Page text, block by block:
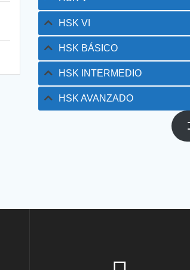
HSK VI
HSK BÁSICO
HSK INTERMEDIO
HSK AVANZADO